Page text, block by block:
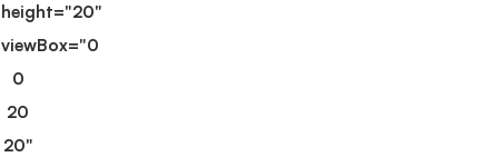
height="20"
viewBox="0
0
20
20"